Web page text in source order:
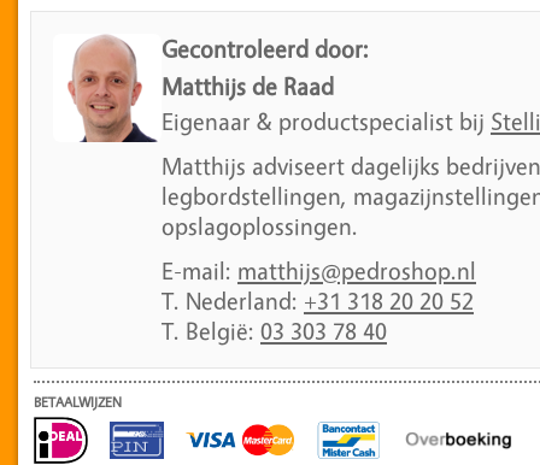
Gecontroleerd door:
Matthijs de Raad
Eigenaar & productspecialist bij
Matthijs adviseert dagelijks
legbordstellingen,
opslagoplossingen.
E-mail: matthijs@pedroshop.nl
T. Nederland: +31 318 20 20 52
T. België: 03 303 78 40
BETAALWIJZEN